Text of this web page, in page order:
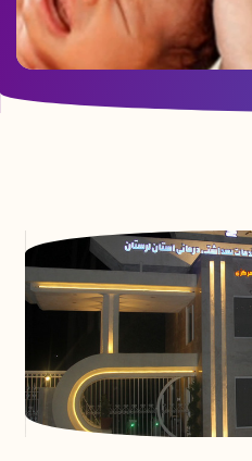
عشایر به مناسبت روز جهانی